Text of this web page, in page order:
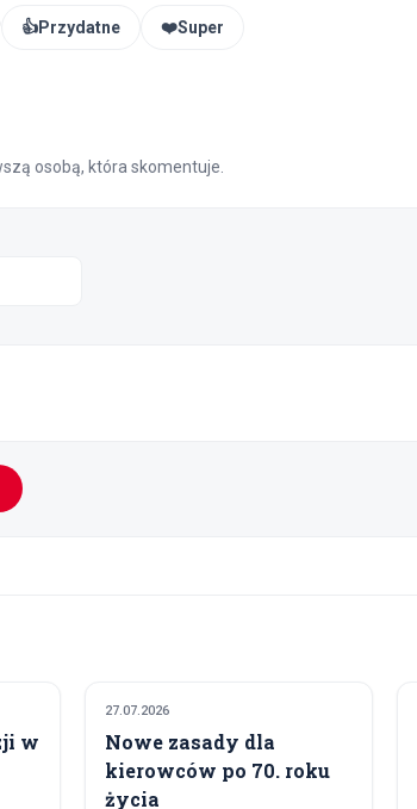
👍Przydatne ❤️Super
osobą, która skomentuje.
w
POLITYKA I GOSPODARKA
27.07.2026
Nowe zasady dla
kierowców po 70. roku
życia